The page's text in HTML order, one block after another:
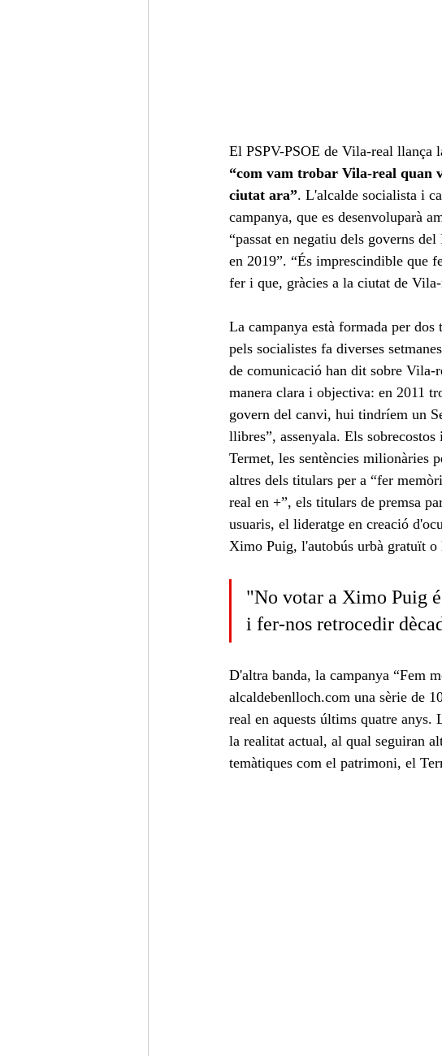
El PSPV-PSOE de Vila-real llança
“com vam trobar Vila-real quan
ciutat ara”. L'alcalde socialista i
campanya, que es desenvoluparà
“passat en negatiu dels governs
en 2019”. “És imprescindible que
fer i que, gràcies a la ciutat de
La campanya està formada per
pels socialistes fa diverses
de comunicació han dit sobre Vila-
manera clara i objectiva: en 2011
govern del canvi, hui tindríem un
llibres”, assenyala. Els
Termet, les sentències milionàries
altres dels titulars per a “fer
real en +”, els titulars de premsa
usuaris, el lideratge en creació
Ximo Puig, l'autobús urbà gratuït o
"No votar a Ximo Puig
i fer-nos retrocedir
D'altra banda, la campanya “Fem
alcaldebenlloch.com una sèrie de
real en aquests últims quatre anys.
la realitat actual, al qual seguiran
temàtiques com el patrimoni, el